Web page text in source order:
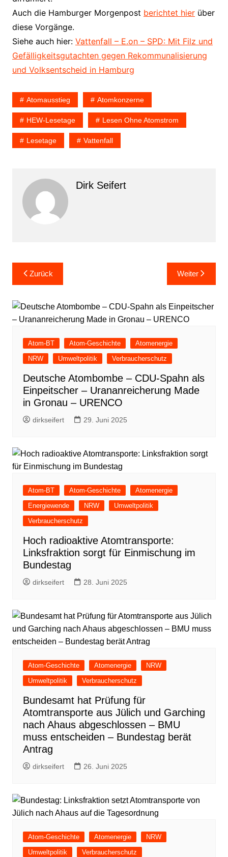
Auch die Hamburger Morgenpost berichtet hierüber
diese Vorgänge.
Siehe auch hier: Vattenfall – E.on – SPD: Mit Filz und
Gefälligkeitsgutachten gegen Rekommunalisierung
und Volksentscheid in Hamburg
Atomausstieg Atomkonzerne
HEW-Lesetage Lesen Ohne Atomstrom
Lesetage Vattenfall
Dirk Seifert
Beitragsnavigation
Zurück Weiter
Atom-BT Atom-Geschichte
Atomenergie
NRW
Umweltpolitik Verbraucherschutz
Deutsche Atombombe – CDU-Spahn als
Einpeitscher – Urananreicherung Made
in Gronau – URENCO
dirkseifert 29. Juni 2025
Atom-BT Atom-Geschichte
Atomenergie
Energiewende
NRW
Umweltpolitik
Verbraucherschutz
Hoch radioaktive Atomtransporte:
Linksfraktion sorgt für Einmischung im
Bundestag
dirkseifert 28. Juni 2025
Atom-Geschichte Atomenergie
NRW
Umweltpolitik
Verbraucherschutz
Bundesamt hat Prüfung für
Atomtransporte aus Jülich und Garching
nach Ahaus abgeschlossen – BMU
muss entscheiden – Bundestag berät
Antrag
dirkseifert 26. Juni 2025
Atom-Geschichte Atomenergie
NRW
Umweltpolitik
Verbraucherschutz